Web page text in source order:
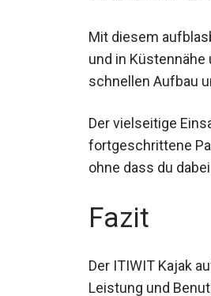
Mit diesem
und in
schnellen Aufbau
Der vielseitige
fortgeschrittene
Ausfahrten, ohne
Fazit
Der ITIWIT Kajak
Leistung und